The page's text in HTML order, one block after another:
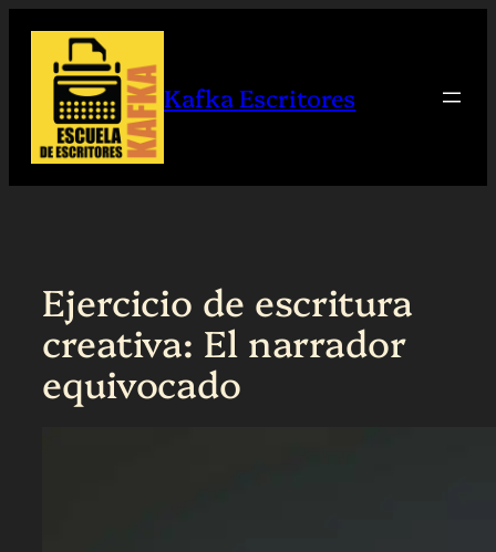
contenido
Kafka Escritores
Ejercicio de escritura
creativa: El narrador
equivocado